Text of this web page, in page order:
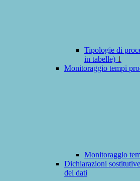
Tipologie di
in tabelle) 1
Monitoraggio tempi
Monitoraggio
Dichiarazioni
dei dati